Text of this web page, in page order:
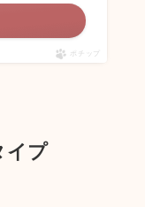
ポチップ
イプ